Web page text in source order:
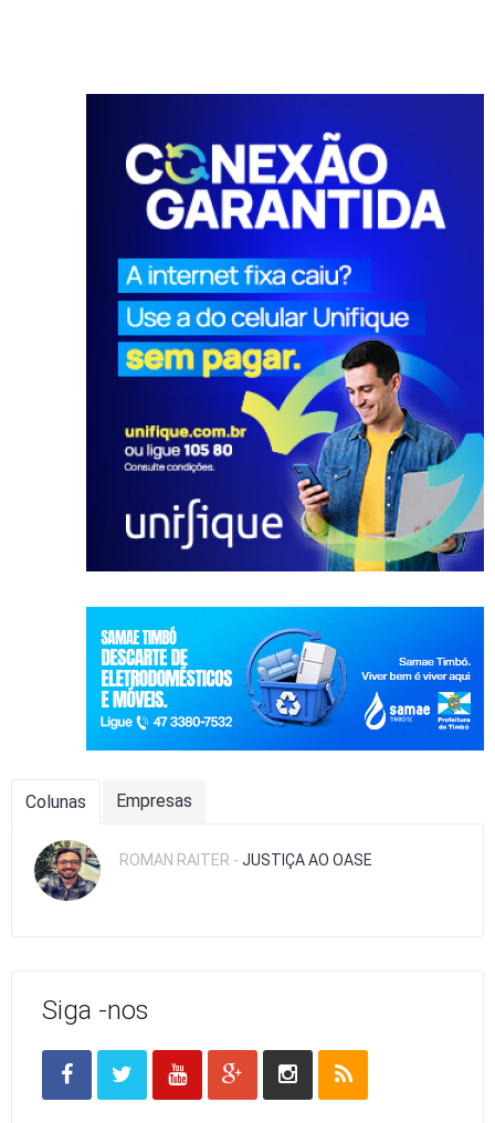
Colunas Empresas
ROMAN RAITER - JUSTIÇA AO OASE
Siga -nos